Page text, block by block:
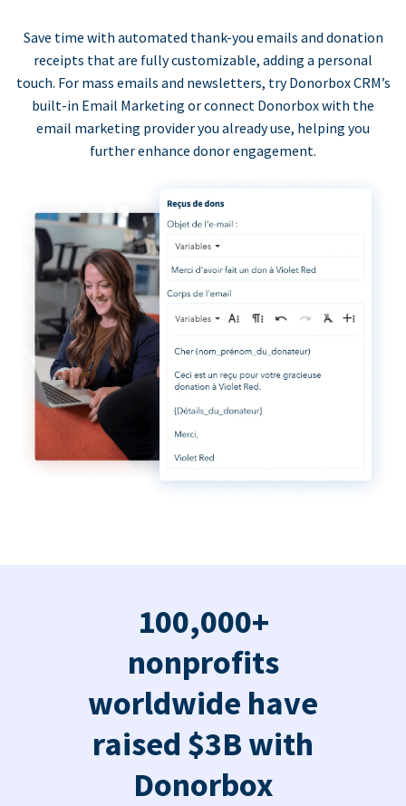
Save time with automated thank-you emails and donation
receipts that are fully customizable, adding a personal
touch. For mass emails and newsletters, try Donorbox CRM’s
built-in Email Marketing or connect Donorbox with the
email marketing provider you already use, helping you
further enhance donor engagement.
100,000+
nonprofits
worldwide have
raised $3B with
Donorbox